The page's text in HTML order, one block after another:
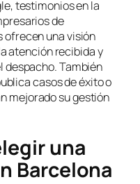
testimonios en la
de
ofrecen una visión
atención recibida y
despacho. También
casos de éxito o
mejorado su gestión
una
Barcelona